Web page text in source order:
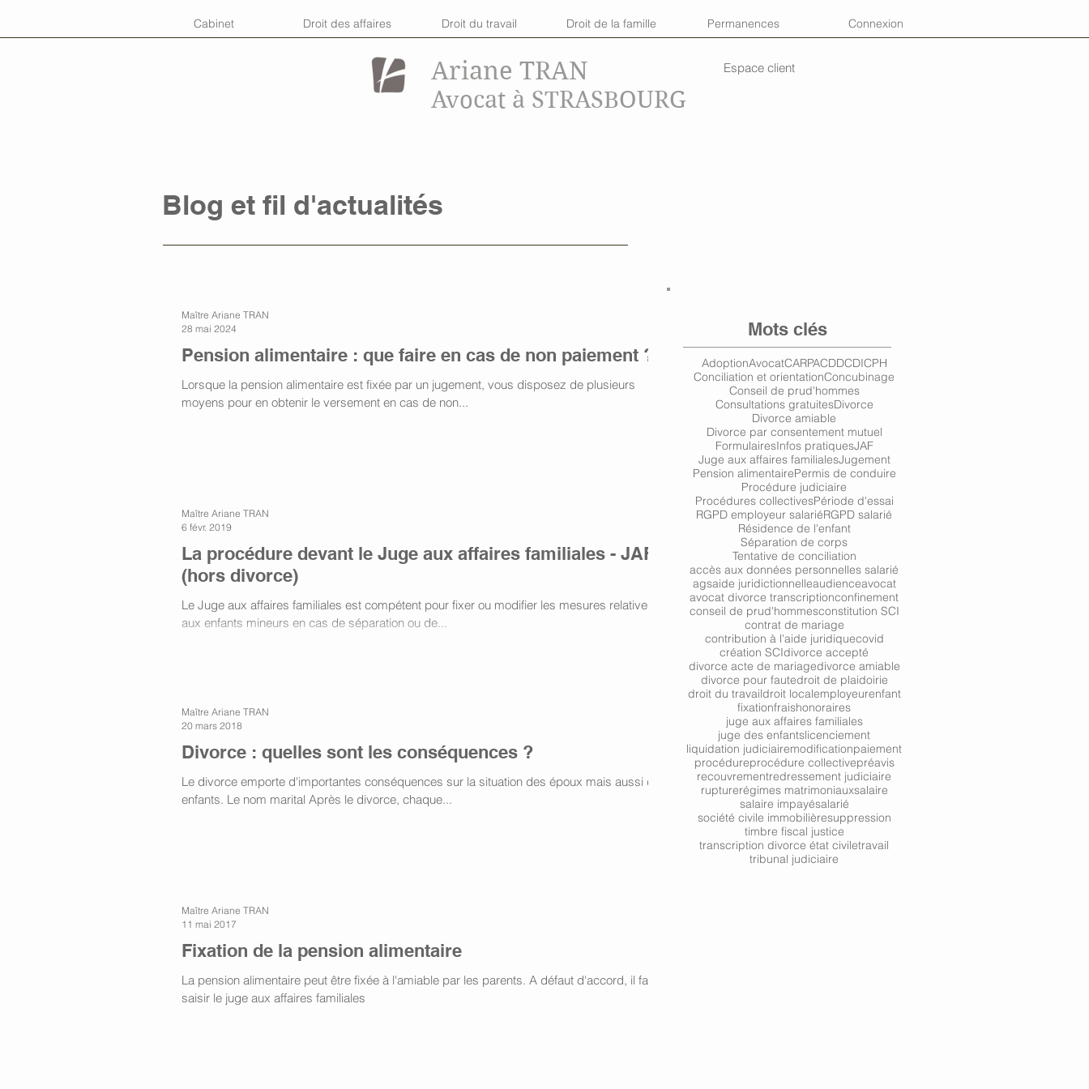
Cabinet Droit des affaires Droit du travail Droit de la famille Permanences Connexion
Ariane TRAN
Avocat à STRASBOURG
Espace client
Blog et fil d'actualités
Pension alimentaire : que faire en cas de non paiement ?
Lorsque la pension alimentaire est fixée par un jugement, vous disposez de plusieurs
moyens pour en obtenir le versement en cas de non...
Maître Ariane TRAN
28 mai 2024
La procédure devant le Juge aux affaires familiales - JAF
(hors divorce)
Le Juge aux affaires familiales est compétent pour fixer ou modifier les mesures relatives
aux enfants mineurs en cas de séparation ou de...
Maître Ariane TRAN
6 févr. 2019
Divorce : quelles sont les conséquences ?
Le divorce emporte d'importantes conséquences sur la situation des époux mais aussi des
enfants. Le nom marital Après le divorce, chaque...
Maître Ariane TRAN
20 mars 2018
Fixation de la pension alimentaire
La pension alimentaire peut être fixée à l'amiable par les parents. A défaut d'accord, il faut
saisir le juge aux affaires familiales
Maître Ariane TRAN
11 mai 2017
Mots clés
AdoptionAvocatCARPACDDCDICPH
Conciliation et orientationConcubinage
Conseil de prud'hommes
Consultations gratuitesDivorce
Divorce amiable
Divorce par consentement mutuel
FormulairesInfos pratiquesJAF
Juge aux affaires familialesJugement
Pension alimentairePermis de conduire
Procédure judiciaire
Procédures collectivesPériode d'essai
RGPD employeur salariéRGPD salarié
Résidence de l'enfant
Séparation de corps
Tentative de conciliation
accès aux données personnelles salarié
agsaide juridictionnelleaudienceavocat
avocat divorce transcriptionconfinement
conseil de prud'hommesconstitution SCI
contrat de mariage
contribution à l'aide juridiquecovid
création SCIdivorce accepté
divorce acte de mariagedivorce amiable
divorce pour fautedroit de plaidoirie
droit du travaildroit localemployeurenfant
fixationfraishonoraires
juge aux affaires familiales
juge des enfantslicenciement
liquidation judiciairemodificationpaiement
procédureprocédure collectivepréavis
recouvrementredressement judiciaire
rupturerégimes matrimoniauxsalaire
salaire impayésalarié
société civile immobilièresuppression
timbre fiscal justice
transcription divorce état civiletravail
tribunal judiciaire